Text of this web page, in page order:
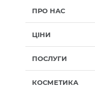
ПРО НАС
ЦІНИ
ПОСЛУГИ
КОСМЕТИКА